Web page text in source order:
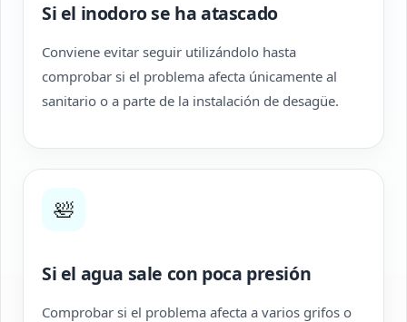
Si el inodoro se ha atascado
Conviene evitar seguir utilizándolo hasta
comprobar si el problema afecta únicamente al
sanitario o a parte de la instalación de desagüe.
🛀
Si el agua sale con poca presión
Comprobar si el problema afecta a varios grifos o